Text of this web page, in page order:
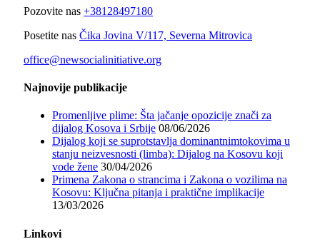
Pozovite nas +38128497180
Posetite nas Čika Jovina V/117, Severna Mitrovica
office@newsocialinitiative.org
Najnovije publikacije
Promenljive plime: Šta jačanje opozicije znači za
dijalog Kosova i Srbije 08/06/2026
Dijalog koji se suprotstavlja dominantnimtokovima u
stanju neizvesnosti (limba): Dijalog na Kosovu koji
vode žene 30/04/2026
Primena Zakona o strancima i Zakona o vozilima na
Kosovu: Ključna pitanja i praktične implikacije
13/03/2026
Linkovi